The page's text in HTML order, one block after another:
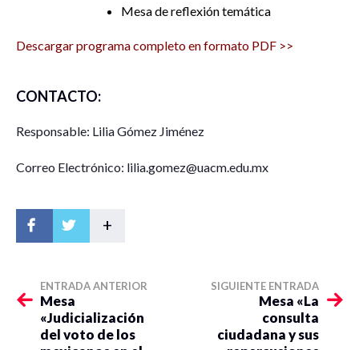
Código de acceso: 7iQVm0Mesa de reflexión temática
Descargar programa completo en formato PDF >>
CONTACTO:
Responsable: Lilia Gómez Jiménez
Correo Electrónico: lilia.gomez@uacm.edu.mx
+
ENTRADA ANTERIOR
Mesa
«Judicialización
del voto de los
SIGUIENTE ENTRADA
Mesa «La
consulta
ciudadana y sus